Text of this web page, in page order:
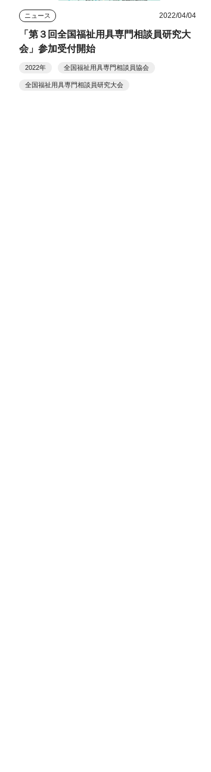
ニュース 2022/04/04
「第３回全国福祉用具専門相談員研究大
会」参加受付開始
2022年 全国福祉用具専門相談員協会
全国福祉用具専門相談員研究大会